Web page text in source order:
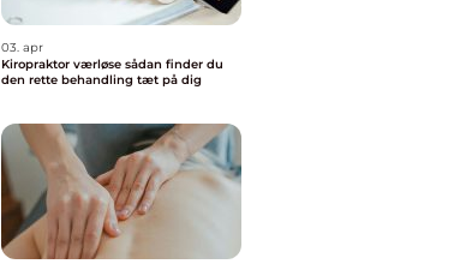
03. apr
Kiropraktor værløse sådan finder du
den rette behandling tæt på dig